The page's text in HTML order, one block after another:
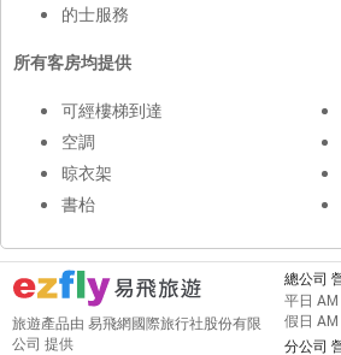
的士服務
所有客房均提供
可經樓梯到達
空調
晾衣架
書枱